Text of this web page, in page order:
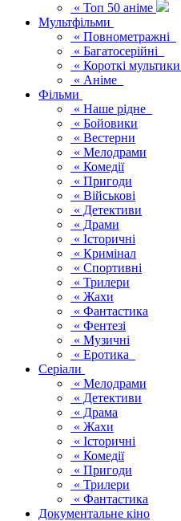
« Топ 50 аніме
Мультфільми
« Повнометражні
« Багатосерійні
« Короткі мультики
« Аніме
Фільми
« Наше рідне
« Бойовики
« Вестерни
« Мелодрами
« Комедії
« Пригоди
« Військові
« Детективи
« Драми
« Історичні
« Кримінал
« Спортивні
« Трилери
« Жахи
« Фантастика
« Фентезі
« Музичні
« Еротика
Серіали
« Мелодрами
« Детективи
« Драма
« Жахи
« Історичні
« Комедії
« Пригоди
« Трилери
« Фантастика
Документальне кіно